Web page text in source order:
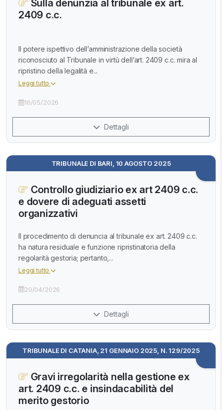
Sulla denunzia al tribunale ex art.
2409 c.c.
Il potere ispettivo dell’amministrazione della società
riconosciuto al Tribunale in virtù dell’art. 2409 c.c. mira al
ripristino della legalità e...
Leggi tutto
16/05/2026
Dettagli
TRIBUNALE DI BARI, 10 AGOSTO 2025
Controllo giudiziario ex art 2409 c.c.
e dovere di adeguati assetti
organizzativi
Il procedimento di denuncia al tribunale ex art. 2409 c.c.
ha natura residuale e funzione ripristinatoria della
regolarità gestoria; pertanto,...
Leggi tutto
20/04/2026
Dettagli
TRIBUNALE DI CATANIA, 21 GENNAIO 2025, N. 129/2025
Gravi irregolarità nella gestione ex
art. 2409 c.c. e insindacabilità del
merito gestorio